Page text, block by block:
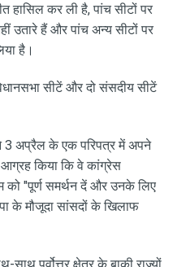
हासिल कर ली है, पांच सीटों पर
उतारे हैं और पांच अन्य सीटों पर
है।
सीटें और दो संसदीय सीटें
3 अप्रैल के एक परिपत्र में अपने
किया कि वे कांग्रेस
को "पूर्ण समर्थन दें और उनके लिए
के मौजूदा सांसदों के खिलाफ